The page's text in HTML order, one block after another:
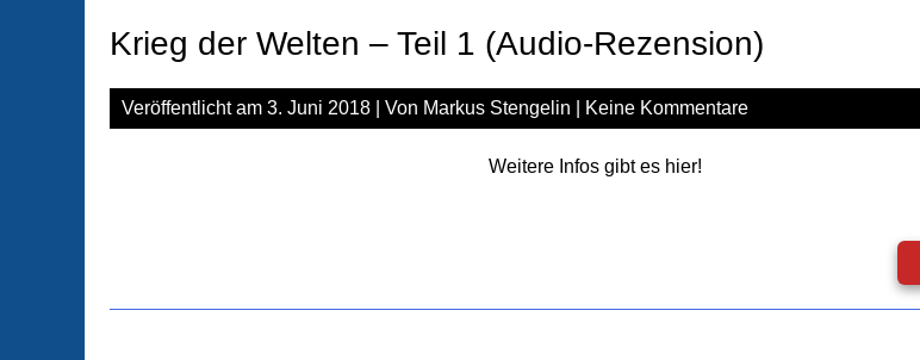
Krieg der Welten – Teil 1 (Audio-Rezension)
Veröffentlicht am 3. Juni 2018 | Von Markus Stengelin Keine Kommentare
Weitere Infos gibt es hier!